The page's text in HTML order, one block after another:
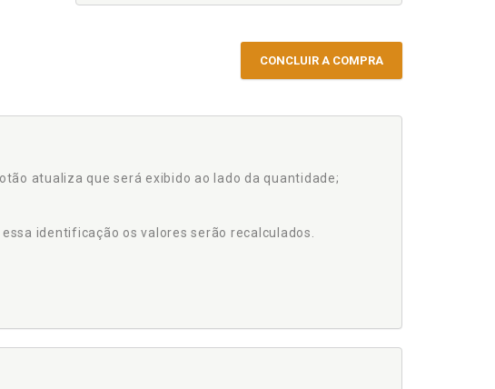
CONCLUIR A COMPRA
atualiza que será exibido ao lado da quantidade;
identificação os valores serão recalculados.